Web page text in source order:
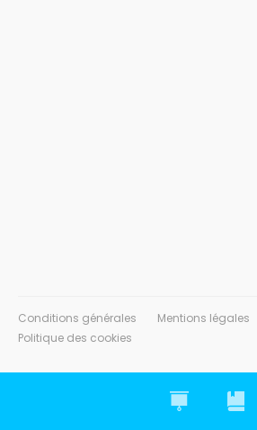
Conditions générales
Mentions légales
Politique des cookies